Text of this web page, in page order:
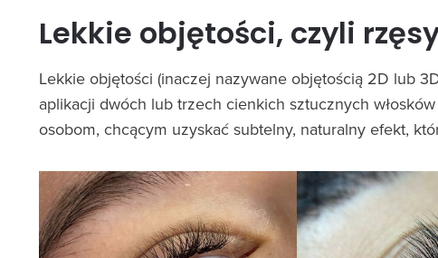
Lekkie objętości, czyli
Lekkie objętości (inaczej nazywane objętością 2D lub
aplikacji dwóch lub trzech cienkich sztucznych
osobom, chcącym uzyskać subtelny, naturalny efekt,